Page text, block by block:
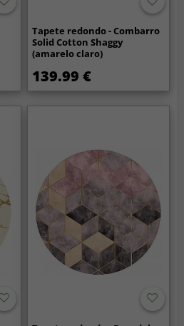
Tapete redondo - Combarro
Solid Cotton Shaggy
(amarelo claro)
139.99 €